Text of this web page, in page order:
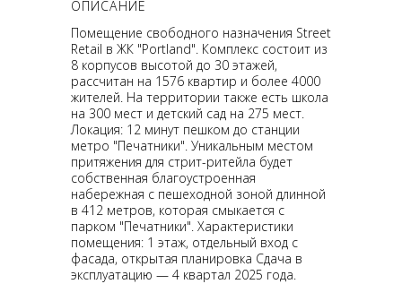
ОПИСАНИЕ
Помещение свободного назначения Street
Retail в ЖК "Portland". Комплекс состоит из
8 корпусов высотой до 30 этажей,
рассчитан на 1576 квартир и более 4000
жителей. На территории также есть школа
на 300 мест и детский сад на 275 мест.
Локация: 12 минут пешком до станции
метро "Печатники". Уникальным местом
притяжения для стрит-ритейла будет
собственная благоустроенная
набережная с пешеходной зоной длинной
в 412 метров, которая смыкается с
парком "Печатники". Характеристики
помещения: 1 этаж, отдельный вход с
фасада, открытая планировка Сдача в
эксплуатацию — 4 квартал 2025 года.